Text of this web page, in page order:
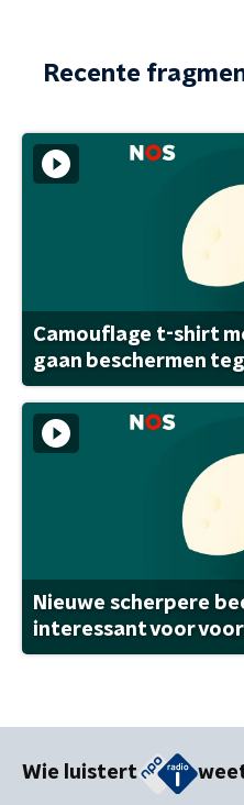
Recente
Camouflage t-shirt
gaan beschermen
Nieuwe scherpere
interessant voor
Wie luistert